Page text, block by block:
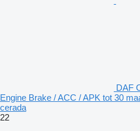
DAF
Engine Brake / ACC / APK tot 30
cerada
22